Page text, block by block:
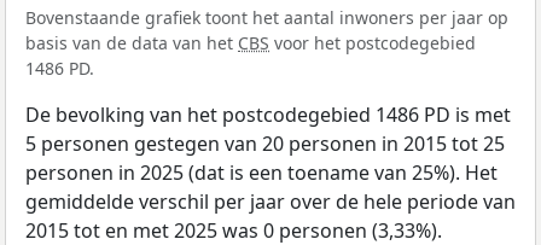
Bovenstaande grafiek toont het aantal inwoners per jaar op
basis van de data van het CBS voor het postcodegebied
1486 PD.
De bevolking van het postcodegebied 1486 PD is met
5 personen gestegen van 20 personen in 2015 tot 25
personen in 2025 (dat is een toename van 25%). Het
gemiddelde verschil per jaar over de hele periode van
2015 tot en met 2025 was 0 personen (3,33%).